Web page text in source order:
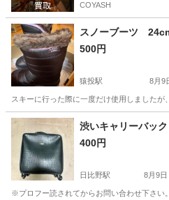
COYASH
スノーブーツ
500円
猿投駅 8月9
スキーに行った際に一度だけ使用しました
愛知 豊田市 猿投駅
渋いキャリーバック
400円
日比野駅 8月9日
※プロフー読されてからお問い合わせ下さい